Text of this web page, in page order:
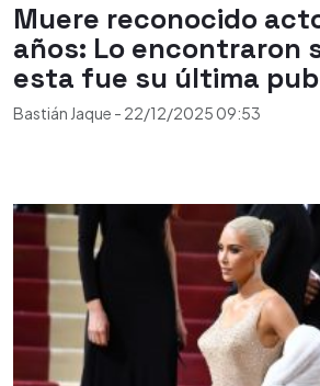
Muere reconocido
años: Lo encontraron
esta fue su última
Bastián Jaque - 22/12/2025 09:53